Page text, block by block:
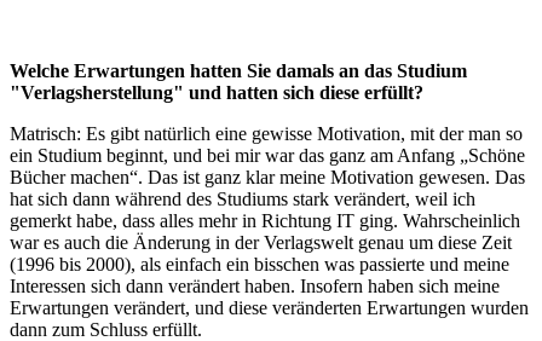
Welche Erwartungen hatten Sie damals an das Studium
"Verlagsherstellung" und hatten sich diese erfüllt?
Matrisch: Es gibt natürlich eine gewisse Motivation, mit der man so
ein Studium beginnt, und bei mir war das ganz am Anfang „Schöne
Bücher machen“. Das ist ganz klar meine Motivation gewesen. Das
hat sich dann während des Studiums stark verändert, weil ich
gemerkt habe, dass alles mehr in Richtung IT ging. Wahrscheinlich
war es auch die Änderung in der Verlagswelt genau um diese Zeit
(1996 bis 2000), als einfach ein bisschen was passierte und meine
Interessen sich dann verändert haben. Insofern haben sich meine
Erwartungen verändert, und diese veränderten Erwartungen wurden
dann zum Schluss erfüllt.